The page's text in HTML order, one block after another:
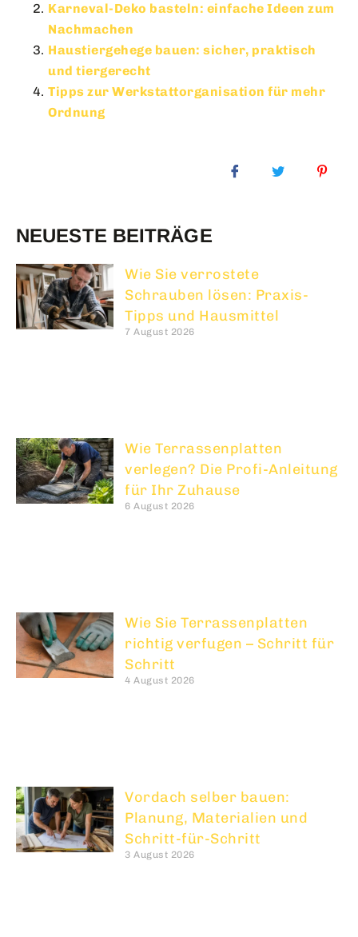
Karneval-Deko basteln: einfache Ideen zum
Nachmachen
Haustiergehege bauen: sicher, praktisch
und tiergerecht
Tipps zur Werkstattorganisation für mehr
Ordnung
NEUESTE BEITRÄGE
Wie Sie verrostete
Schrauben lösen: Praxis-
Tipps und Hausmittel
7 August 2026
Wie Terrassenplatten
verlegen? Die Profi-Anleitung
für Ihr Zuhause
6 August 2026
Wie Sie Terrassenplatten
richtig verfugen – Schritt für
Schritt
4 August 2026
Vordach selber bauen:
Planung, Materialien und
Schritt-für-Schritt
3 August 2026